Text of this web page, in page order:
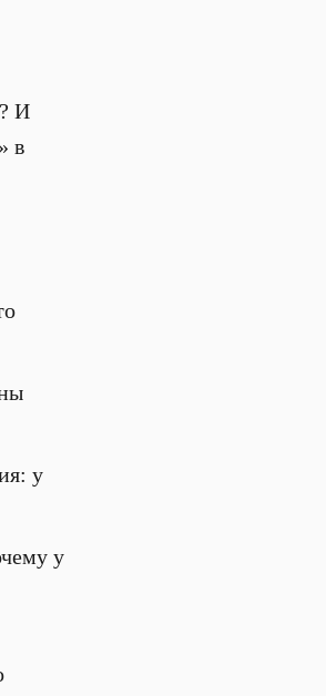
И
в
у
у